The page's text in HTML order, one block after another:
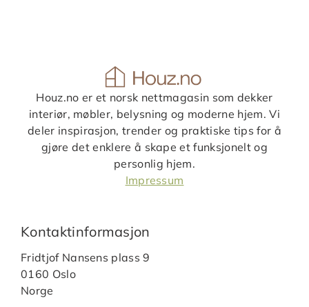
Houz.no er et norsk nettmagasin som dekker
interiør, møbler, belysning og moderne hjem. Vi
deler inspirasjon, trender og praktiske tips for å
gjøre det enklere å skape et funksjonelt og
personlig hjem.
Impressum
Kontaktinformasjon
Fridtjof Nansens plass 9
0160 Oslo
Norge